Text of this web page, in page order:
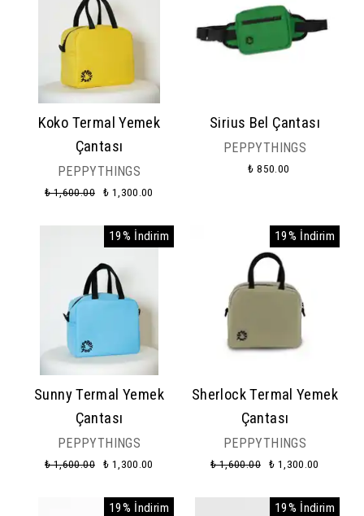
Koko Termal Yemek
Çantası
PEPPYTHINGS
₺ 1,600.00 ₺ 1,300.00
Sirius Bel Çantası
PEPPYTHINGS
₺ 850.00
19% İndirim
Sunny Termal Yemek
Çantası
PEPPYTHINGS
₺ 1,600.00 ₺ 1,300.00
19% İndirim
Sherlock Termal Yemek
Çantası
PEPPYTHINGS
₺ 1,600.00 ₺ 1,300.00
19% İndirim 19% İndirim